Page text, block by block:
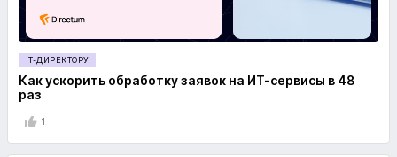
IT-ДИРЕКТОРУ
Как ускорить обработку заявок на ИТ-сервисы в 48
раз
1